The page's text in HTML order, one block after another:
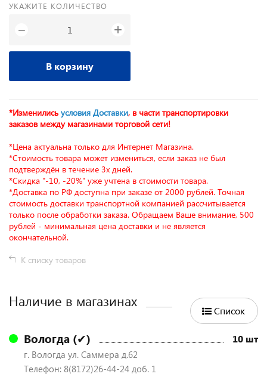
УКАЖИТЕ КОЛИЧЕСТВО
− +
В корзину
*Изменились условия Доставки, в части транспортировки
заказов между магазинами торговой сети!
*Цена актуальна только для Интернет Магазина.
*Стоимость товара может измениться, если заказ не был
подтверждён в течение 3х дней.
*Скидка "-10, -20%" уже учтена в стоимости товара.
*Доставка по РФ доступна при заказе от 2000 рублей. Точная
стоимость доставки транспортной компанией рассчитывается
только после обработки заказа. Обращаем Ваше внимание, 500
рублей - минимальная цена доставки и не является
окончательной.
К списку товаров
Наличие в магазинах
Список
Вологда (✔) 10 шт
г. Вологда ул. Саммера д.62
Телефон: 8(8172)26-44-24 доб. 1